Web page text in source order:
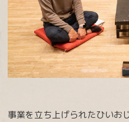
事業を立ち上げられたひいお